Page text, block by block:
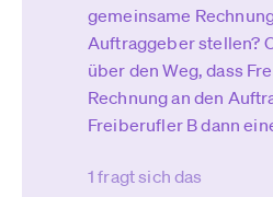
gemeinsame
Auftraggeber stellen?
über den Weg, dass
Rechnung an den
Freiberufler B dann
1 fragt sich das